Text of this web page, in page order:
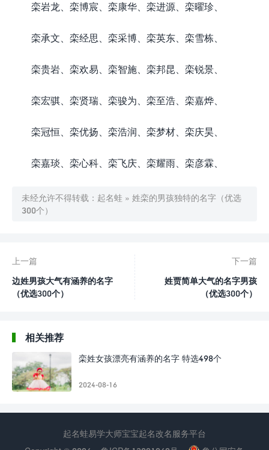
栾岩龙、栾博宸、栾康华、栾进源、栾曜珍、
栾承文、栾经思、栾采博、栾英东、栾雪栋、
栾贵岩、栾欢易、栾智施、栾邦昆、栾锐景、
栾宏骐、栾贤瑞、栾骏为、栾至浩、栾嘉烨、
栾冠恒、栾优扬、栾浩润、栾梦材、栾庆昊、
栾嘉琰、栾心科、栾飞庆、栾耀雨、栾彦霖、
未经允许不得转载： 起名蛙 » 姓栾的男孩独特的名字（优选
300个）
上一篇
边姓男孩大气有涵养的名字
（优选300个）
下一篇
姓贾简单大气的名字男孩
（优选300个）
相关推荐
栾姓女孩漂亮有涵养的名字 特选498个
2024-08-16
起名蛙易学大师宝宝起名改名服务平台